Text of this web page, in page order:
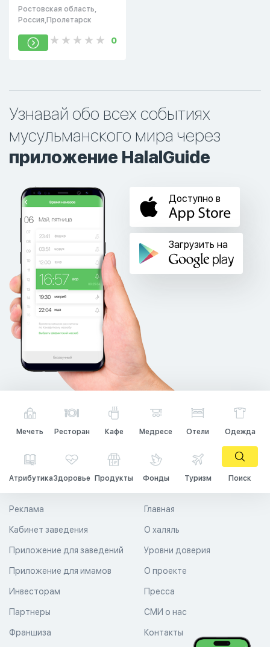
в Пролетарске
Ростовская область,
Россия,Пролетарск
0
Узнавай обо всех событиях
мусульманского мира через
приложение HalalGuide
Доступно в
Загрузить на
Мечеть Ресторан Кафе Медресе Отели Одежда
АтрибутикаЗдоровье Продукты Фонды Туризм Поиск
Главная
О халяль
Уровни доверия
Реклама
Кабинет заведения
Приложение для заведений
Приложение для имамов О проекте
Пресса
СМИ о нас
Контакты
Инвесторам
Партнеры
Франшиза